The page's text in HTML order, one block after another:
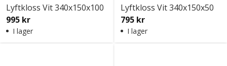
Lyftkloss Vit 340x150x100
995 kr
I lager
Lyftkloss Vit 340x150x50
795 kr
I lager